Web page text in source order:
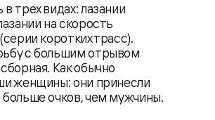
трех видах: лазании
на скорость
коротких трасс).
с большим отрывом
Как обычно
женщины: они принесли
очков, чем мужчины.